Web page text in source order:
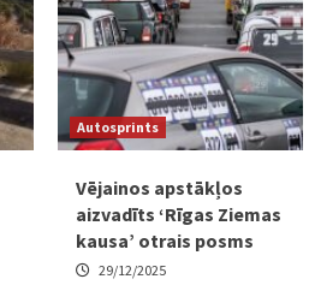
Autosprints
Vējainos apstākļos
aizvadīts ‘Rīgas Ziemas
kausa’ otrais posms
29/12/2025